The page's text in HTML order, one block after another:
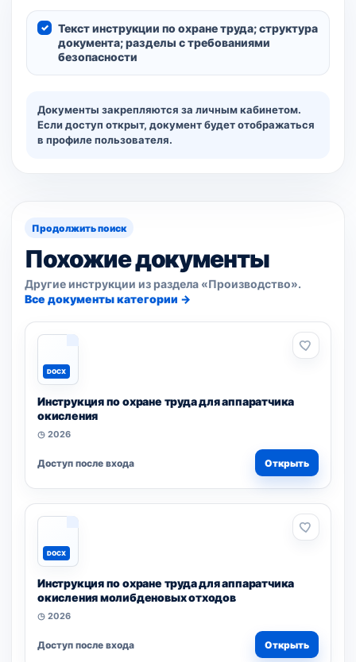
Текст инструкции по охране труда; структура
документа; разделы с требованиями
безопасности
Документы закрепляются за личным кабинетом.
Если доступ открыт, документ будет отображаться
в профиле пользователя.
Продолжить поиск
Похожие документы
Другие инструкции из раздела «Производство».
Все документы категории →
DOCX
Инструкция по охране труда для аппаратчика
окисления
◷ 2026
Доступ после входа Открыть
DOCX
Инструкция по охране труда для аппаратчика
окисления молибденовых отходов
◷ 2026
Доступ после входа Открыть